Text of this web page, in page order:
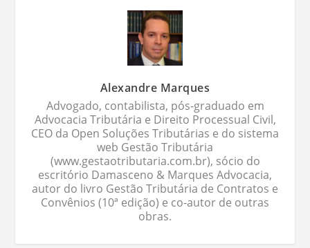
Alexandre Marques
Advogado, contabilista, pós-graduado em
Advocacia Tributária e Direito Processual Civil,
CEO da Open Soluções Tributárias e do sistema
web Gestão Tributária
(www.gestaotributaria.com.br), sócio do
escritório Damasceno & Marques Advocacia,
autor do livro Gestão Tributária de Contratos e
Convênios (10ª edição) e co-autor de outras
obras.